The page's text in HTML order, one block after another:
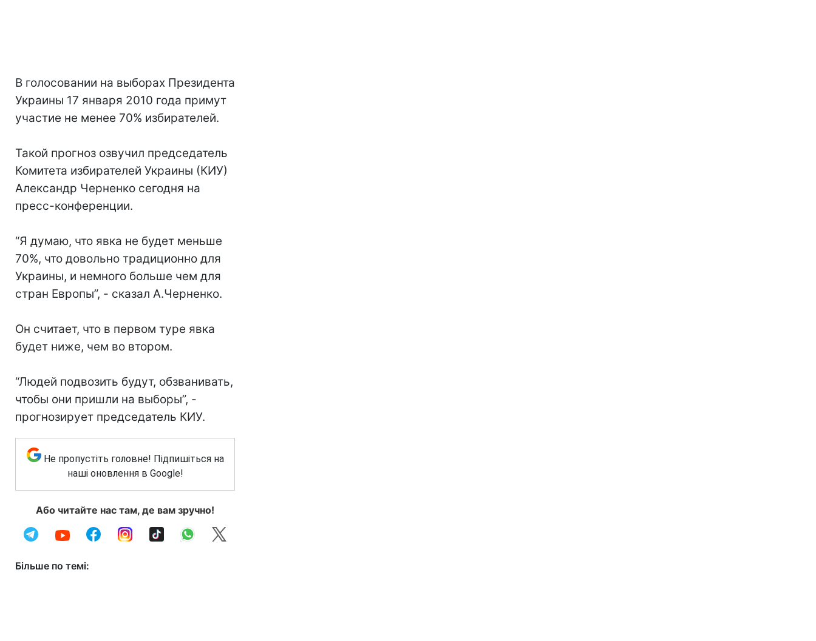
В голосовании на выборах Президента
Украины 17 января 2010 года примут
участие не менее 70% избирателей.
Такой прогноз озвучил председатель
Комитета избирателей Украины (КИУ)
Александр Черненко сегодня на
пресс-конференции.
“Я думаю, что явка не будет меньше
70%, что довольно традиционно для
Украины, и немного больше чем для
стран Европы”, - сказал А.Черненко.
Он считает, что в первом туре явка
будет ниже, чем во втором.
“Людей подвозить будут, обзванивать,
чтобы они пришли на выборы”, -
прогнозирует председатель КИУ.
Не пропустіть головне! Підпишіться на
наші оновлення в Google!
Або читайте нас там, де вам зручно!
Більше по темі: